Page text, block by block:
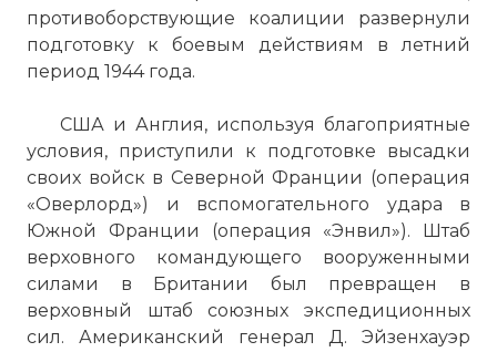
противоборствующие коалиции развернули
подготовку к боевым действиям в летний
период 1944 года.
США и Англия, используя благоприятные
условия, приступили к подготовке высадки
своих войск в Северной Франции (операция
«Оверлорд») и вспомогательного удара в
Южной Франции (операция «Энвил»). Штаб
верховного командующего вооруженными
силами в Британии был превращен в
верховный штаб союзных экспедиционных
сил. Американский генерал Д. Эйзенхауэр